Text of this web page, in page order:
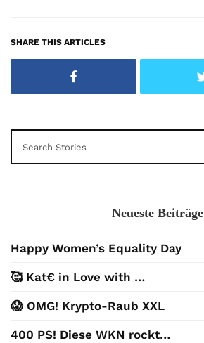
SHARE THIS ARTICLES
Neueste Beiträge
Happy Women’s Equality Day
🥰 Kat€ in Love with …
😱 OMG! Krypto-Raub XXL
400 PS! Diese WKN rockt…